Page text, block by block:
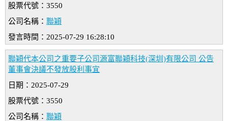
股票代號：3550
公司名稱： 聯穎
發言時間：2025-07-29 16:28:10
聯穎代本公司之重要子公司源富聯穎科技(深圳)有限公司 公告
董事會決議不發放股利事宜
日期：2025-07-29
股票代號：3550
公司名稱： 聯穎